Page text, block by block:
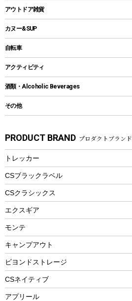
テントアクセサリー
ペグ
グランドシート
ガイドロープ
ツール
鉄板、アミ
焚き火台&ストーブ
火起こし
バーベキューツール
クッカーセット
シェラカップ
クッキングツール
ナイフ
カトラリー
マグカップ、カップ
ステンレスボトル
フードボトル
トレー
ランチョンマット
ランチボックス
ワンタッチタイプ
プラスチックボトル
ディズニーボトル
クーラーバッグ
ウォータージャグ
保冷剤
アウトドアキャリー
アウトドア雑貨
バックパック&バッグ
リュック、バックパック
トートバッグ、サコッシュ
ショッピングキャリー
その他アウトドア雑貨
スプレー関係
ツール、他
カヌー&SUP
インフレータブル
カヤック
パドル
ヘルメット
エアーポンプ
アクセサリー
自転車
折りたたみ自転車
スポーツサイクル
シティサイクル
自転車ウェア
アクティビティ
マリン
ラッシュガード
パラソル
フローティングベスト
ヘルメット
エアーポンプ
ビーチテント
ウィンター
スノーシュー
防寒ウェア
トレッキング
酒類・Alcoholic Beverages
その他
湯たんぽ
防災用品
PRODUCT BRAND プロダクトブランド
トレッカー
CSブラックラベル
CSクラシックス
エクスギア
モンテ
キャンプアウト
ビヨンドストレージ
CSネイティブ
アプリール